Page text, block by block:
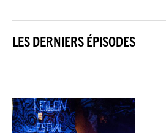
LES DERNIERS ÉPISODES